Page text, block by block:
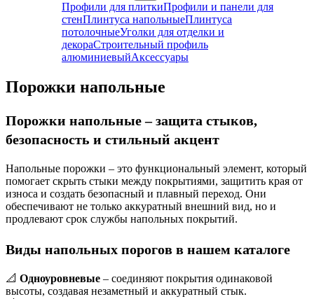
Профили для плиткиПрофили и панели для
стенПлинтуса напольныеПлинтуса
потолочныеУголки для отделки и
декораСтроительный профиль
алюминиевыйАксессуары
Порожки напольные
Порожки напольные – защита стыков,
безопасность и стильный акцент
Напольные порожки – это функциональный элемент, который
помогает скрыть стыки между покрытиями, защитить края от
износа и создать безопасный и плавный переход. Они
обеспечивают не только аккуратный внешний вид, но и
продлевают срок службы напольных покрытий.
Виды напольных порогов в нашем каталоге
📐 Одноуровневые – соединяют покрытия одинаковой
высоты, создавая незаметный и аккуратный стык.